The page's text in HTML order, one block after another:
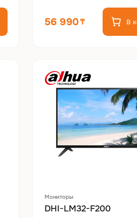
56 990 В
Мониторы
DHI-LM32-F200